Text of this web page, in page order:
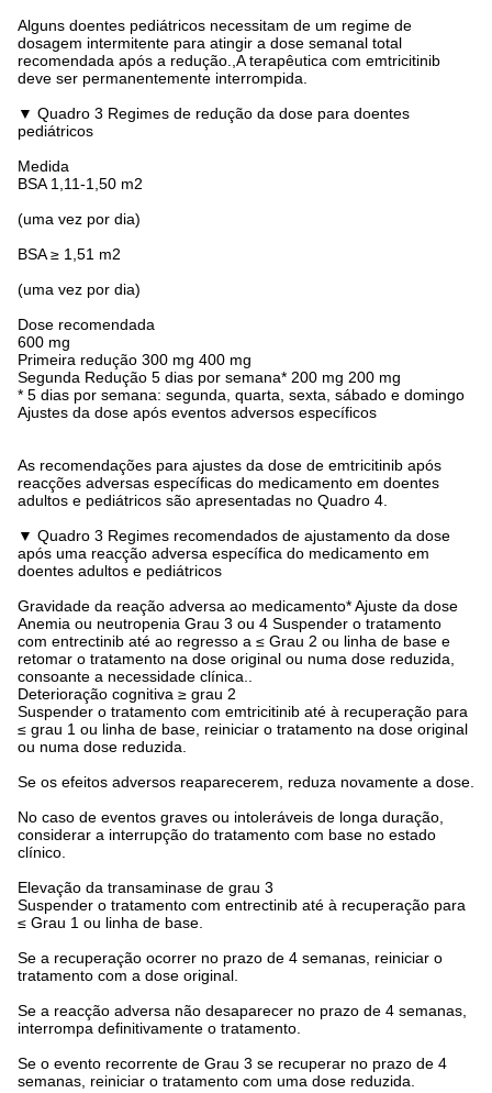
Alguns doentes pediátricos necessitam de um regime de
dosagem intermitente para atingir a dose semanal total
recomendada após a redução.,A terapêutica com emtricitinib
deve ser permanentemente interrompida.
▼ Quadro 3 Regimes de redução da dose para doentes
pediátricos
Medida
BSA 1,11-1,50 m2
(uma vez por dia)
BSA ≥ 1,51 m2
(uma vez por dia)
Dose recomendada
600 mg
Primeira redução 300 mg 400 mg
Segunda Redução 5 dias por semana* 200 mg 200 mg
* 5 dias por semana: segunda, quarta, sexta, sábado e domingo
Ajustes da dose após eventos adversos específicos
As recomendações para ajustes da dose de emtricitinib após
reacções adversas específicas do medicamento em doentes
adultos e pediátricos são apresentadas no Quadro 4.
▼ Quadro 3 Regimes recomendados de ajustamento da dose
após uma reacção adversa específica do medicamento em
doentes adultos e pediátricos
Gravidade da reação adversa ao medicamento* Ajuste da dose
Anemia ou neutropenia Grau 3 ou 4 Suspender o tratamento
com entrectinib até ao regresso a ≤ Grau 2 ou linha de base e
retomar o tratamento na dose original ou numa dose reduzida,
consoante a necessidade clínica..
Deterioração cognitiva ≥ grau 2
Suspender o tratamento com emtricitinib até à recuperação para
≤ grau 1 ou linha de base, reiniciar o tratamento na dose original
ou numa dose reduzida.
Se os efeitos adversos reaparecerem, reduza novamente a dose.
No caso de eventos graves ou intoleráveis de longa duração,
considerar a interrupção do tratamento com base no estado
clínico.
Elevação da transaminase de grau 3
Suspender o tratamento com entrectinib até à recuperação para
≤ Grau 1 ou linha de base.
Se a recuperação ocorrer no prazo de 4 semanas, reiniciar o
tratamento com a dose original.
Se a reacção adversa não desaparecer no prazo de 4 semanas,
interrompa definitivamente o tratamento.
Se o evento recorrente de Grau 3 se recuperar no prazo de 4
semanas, reiniciar o tratamento com uma dose reduzida.